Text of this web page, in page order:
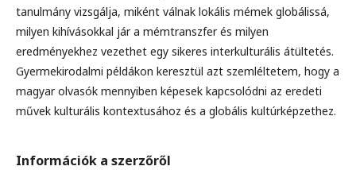
tanulmány vizsgálja, miként válnak lokális mémek globálissá,
milyen kihívásokkal jár a mémtranszfer és milyen
eredményekhez vezethet egy sikeres interkulturális átültetés.
Gyermekirodalmi példákon keresztül azt szemléltetem, hogy a
magyar olvasók mennyiben képesek kapcsolódni az eredeti
művek kulturális kontextusához és a globális kultúrképzethez.
Információk a szerzőről